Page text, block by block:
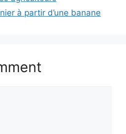
à partir d’une banane